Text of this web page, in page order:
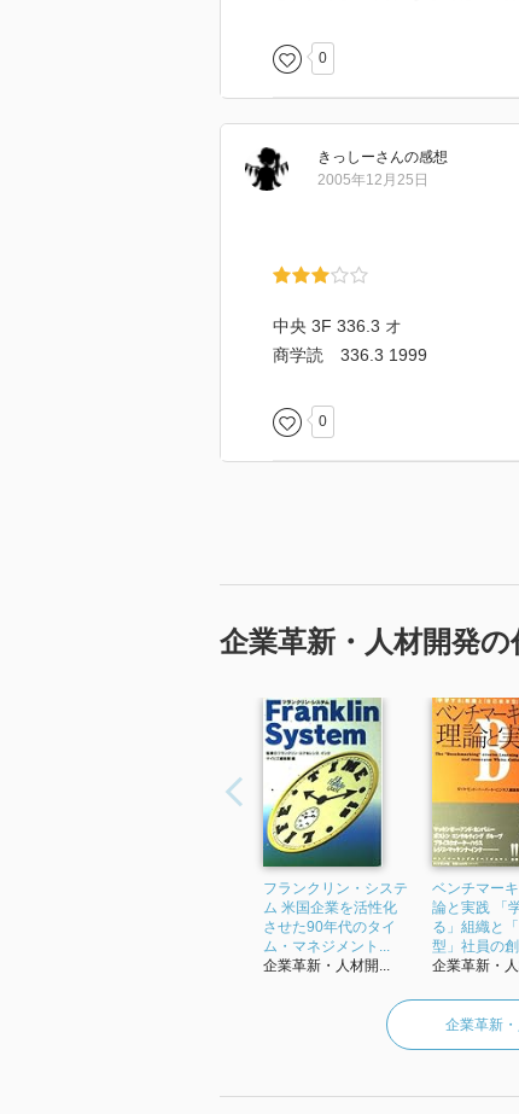
0
きっしーさんの感想
2005年12月25日
中央 3F 336.3 オ
商学読 336.3 1999
0
企業革新・人材開発の
フランクリン・システ
ム 米国企業を活性化
させた90年代のタイ
ム・マネジメント...
企業革新・人材開...
ベンチマー
論と実践 「
る」組織と
型」社員の
企業革新・
企業革新